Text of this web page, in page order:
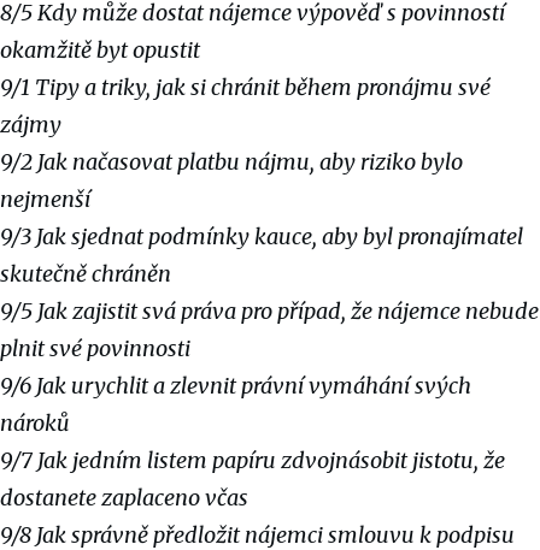
8/5 Kdy může dostat nájemce výpověď s povinností
okamžitě byt opustit
9/1 Tipy a triky, jak si chránit během pronájmu své
zájmy
9/2 Jak načasovat platbu nájmu, aby riziko bylo
nejmenší
9/3 Jak sjednat podmínky kauce, aby byl pronajímatel
skutečně chráněn
9/5 Jak zajistit svá práva pro případ, že nájemce nebude
plnit své povinnosti
9/6 Jak urychlit a zlevnit právní vymáhání svých
nároků
9/7 Jak jedním listem papíru zdvojnásobit jistotu, že
dostanete zaplaceno včas
9/8 Jak správně předložit nájemci smlouvu k podpisu